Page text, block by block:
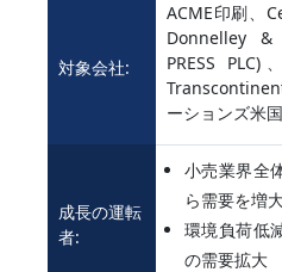
対象会社:
ACME印刷、
Donnelley &
PRESS PLC)
ーションズ米
成長の運転
者:
小売業界全
ら需要を増
環境負荷低
の需要拡大